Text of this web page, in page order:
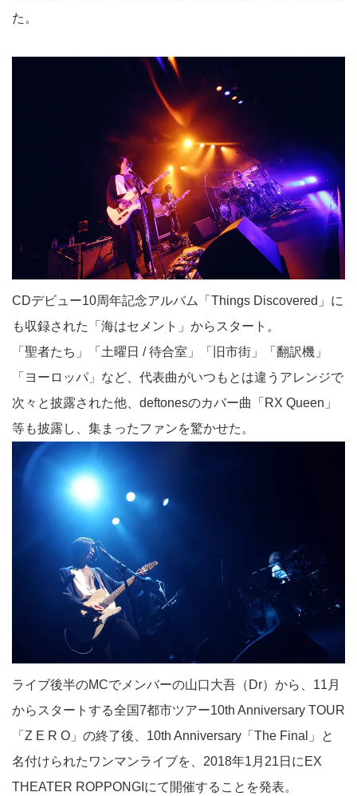
た。
CDデビュー10周年記念アルバム「Things Discovered」に
も収録された「海はセメント」からスタート。
「聖者たち」「土曜日 / 待合室」「旧市街」「翻訳機」
「ヨーロッパ」など、代表曲がいつもとは違うアレンジで
次々と披露された他、deftonesのカバー曲「RX Queen」
等も披露し、集まったファンを驚かせた。
ライブ後半のMCでメンバーの山口大吾（Dr）から、11月
からスタートする全国7都市ツアー10th Anniversary TOUR
「Z E R O」の終了後、10th Anniversary「The Final」と
名付けられたワンマンライブを、2018年1月21日にEX
THEATER ROPPONGIにて開催することを発表。